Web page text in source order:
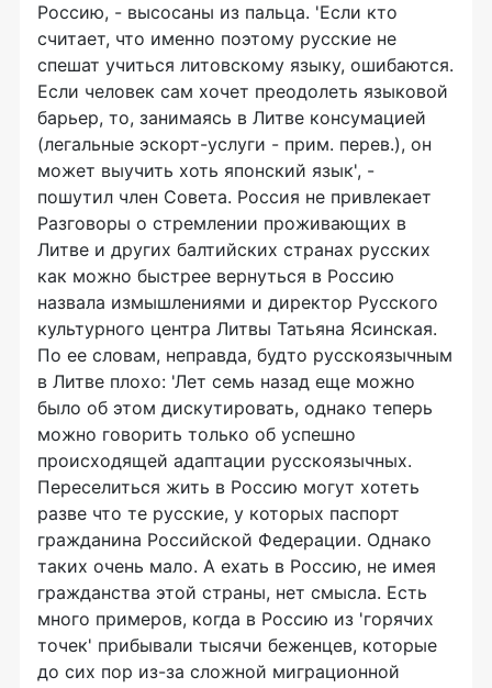
Россию, - высосаны из пальца. 'Если кто
считает, что именно поэтому русские не
спешат учиться литовскому языку, ошибаются.
Если человек сам хочет преодолеть языковой
барьер, то, занимаясь в Литве консумацией
(легальные эскорт-услуги - прим. перев.), он
может выучить хоть японский язык', -
пошутил член Совета. Россия не привлекает
Разговоры о стремлении проживающих в
Литве и других балтийских странах русских
как можно быстрее вернуться в Россию
назвала измышлениями и директор Русского
культурного центра Литвы Татьяна Ясинская.
По ее словам, неправда, будто русскоязычным
в Литве плохо: 'Лет семь назад еще можно
было об этом дискутировать, однако теперь
можно говорить только об успешно
происходящей адаптации русскоязычных.
Переселиться жить в Россию могут хотеть
разве что те русские, у которых паспорт
гражданина Российской Федерации. Однако
таких очень мало. А ехать в Россию, не имея
гражданства этой страны, нет смысла. Есть
много примеров, когда в Россию из 'горячих
точек' прибывали тысячи беженцев, которые
до сих пор из-за сложной миграционной